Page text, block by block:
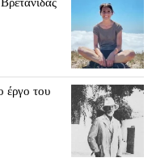
έργο του